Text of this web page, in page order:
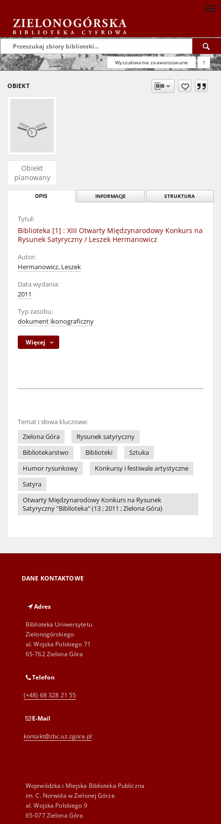
Wyszukiwanie zaawansowane ?
OBIEKT
Obiekt
planowany
OPIS INFORMACJE STRUKTURA
Tytuł:
Biblioteka [1] : XIII Otwarty Międzynarodowy Konkurs na
Rysunek Satyryczny / Leszek Hermanowicz
Autor:
Hermanowicz, Leszek
Data wydania:
2011
Typ zasobu:
dokument ikonograficzny
Więcej
Temat i słowa kluczowe:
Zielona Góra
Rysunek satyryczny
Bibliotekarstwo
Biblioteki
Sztuka
Humor rysunkowy
Konkursy i festiwale artystyczne
Satyra
Otwarty Międzynarodowy Konkurs na Rysunek
Satyryczny "Biblioteka" (13 ; 2011 ; Zielona Góra)
DANE KONTAKTOWE
Adres
Biblioteka Uniwersytetu
Zielonogórskiego
al. Wojska Polskiego 71
65-762 Zielona Góra
Telefon
(+48) 68 328 21 55
E-Mail
kontakt@zbc.uz.zgora.pl
Wojewódzka i Miejska Biblioteka Publiczna
im. C. Norwida w Zielonej Górze
al. Wojska Polskiego 9
65-077 Zielona Góra